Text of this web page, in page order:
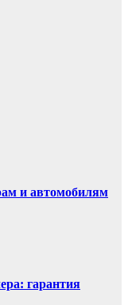
и автомобилям
гарантия